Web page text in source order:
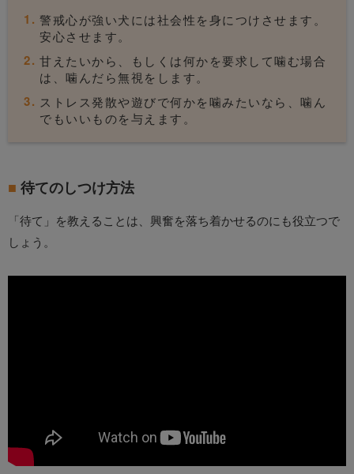
警戒心が強い犬には社会性を身につけさせます。
安心させます。
甘えたいから、もしくは何かを要求して噛む場合
は、噛んだら無視をします。
ストレス発散や遊びで何かを噛みたいなら、噛ん
でもいいものを与えます。
待てのしつけ方法
「待て」を教えることは、興奮を落ち着かせるのにも役立つで
しょう。